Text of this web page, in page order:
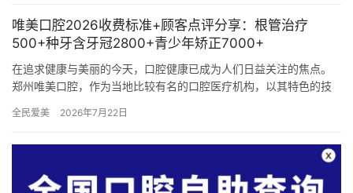
唯美口腔2026收费标准+顾客点评分享：根管治疗
500+种牙含牙冠2800+青少年矫正7000+
在追求健康与美丽的今天，口腔健康已成为人们日益关注的焦点。
郑州唯美口腔，作为当地比较有名的口腔医疗机构，以其特色的技
评。本…
全民爱美 2026年7月22日